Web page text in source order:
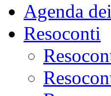
Agenda
Resoconti